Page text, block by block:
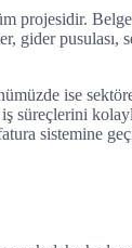
projesidir.
gider pusulası,
ise
süreçlerini
sistemine